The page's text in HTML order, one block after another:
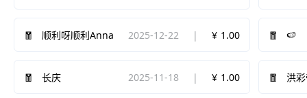
顺利呀顺利Anna 2025-12-22 1.00 🍉
长庆 2025-11-18 1.00 洪